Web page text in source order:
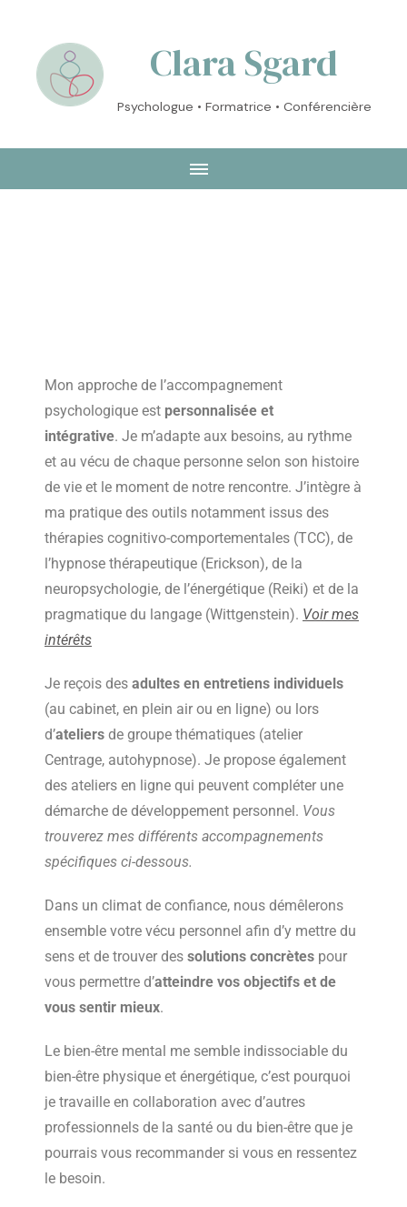
Clara Sgard
Psychologue • Formatrice • Conférencière
Mon approche de l’accompagnement
psychologique est personnalisée et
intégrative. Je m’adapte aux besoins, au rythme
et au vécu de chaque personne selon son histoire
de vie et le moment de notre rencontre. J’intègre à
ma pratique des outils notamment issus des
thérapies cognitivo-comportementales (TCC), de
l’hypnose thérapeutique (Erickson), de la
neuropsychologie, de l’énergétique (Reiki) et de la
pragmatique du langage (Wittgenstein). Voir mes
intérêts
Je reçois des adultes en entretiens individuels
(au cabinet, en plein air ou en ligne) ou lors
d’ateliers de groupe thématiques (atelier
Centrage, autohypnose). Je propose également
des ateliers en ligne qui peuvent compléter une
démarche de développement personnel. Vous
trouverez mes différents accompagnements
spécifiques ci-dessous.
Dans un climat de confiance, nous démêlerons
ensemble votre vécu personnel afin d’y mettre du
sens et de trouver des solutions concrètes pour
vous permettre d’atteindre vos objectifs et de
vous sentir mieux.
Le bien-être mental me semble indissociable du
bien-être physique et énergétique, c’est pourquoi
je travaille en collaboration avec d’autres
professionnels de la santé ou du bien-être que je
pourrais vous recommander si vous en ressentez
le besoin.